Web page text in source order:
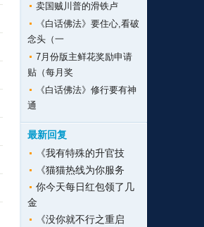
卖国贼川普的滑铁卢
《白话佛法》要住心,看破
念头（一
7月份版主鲜花奖励申请
贴（每月奖
《白话佛法》修行要有神
通
最新回复
《我有特殊的升官技
《猫猫热线为你服务
你今天每日红包领了几
金
《没你就不行之重启